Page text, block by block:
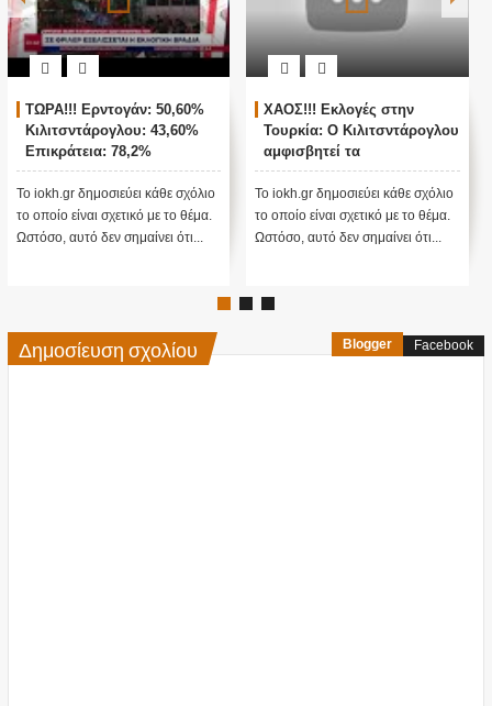
ΤΩΡΑ!!! Ερντογάν: 50,60%
Κιλιτσντάρογλου: 43,60%
Επικράτεια: 78,2%
Το iokh.gr δημοσιεύει κάθε σχόλιο
το οποίο είναι σχετικό με το θέμα.
Ωστόσο, αυτό δεν σημαίνει ότι...
ΧΑΟΣ!!! Εκλογές στην
Τουρκία: Ο Κιλιτσντάρογλου
αμφισβητεί τα
αποτελέσματα θα γίνουν
ενστάσεις...
Το iokh.gr δημοσιεύει κάθε σχόλιο
το οποίο είναι σχετικό με το θέμα.
Ωστόσο, αυτό δεν σημαίνει ότι...
Δημοσίευση σχολίου Blogger Facebook